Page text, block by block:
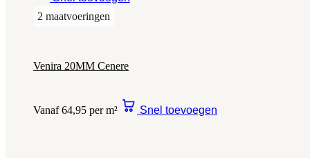
2 maatvoeringen
Venira 20MM Cenere
Vanaf 64,95 per m² Snel toevoegen